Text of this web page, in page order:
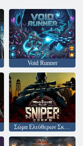
Void Runner